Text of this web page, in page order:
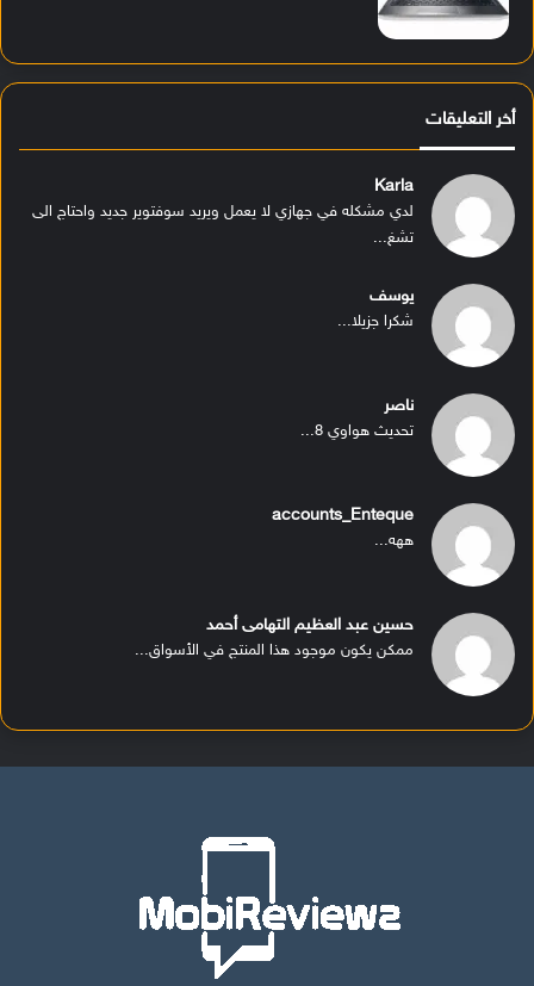
أخر التعليقات
Karla
لدي مشكله في جهازي لا يعمل ويريد سوفتوير جديد واحتاج الى
تشغ...
يوسف
شكرا جزيلا...
ناصر
تحديث هواوي 8...
accounts_Enteque
ههه...
حسين عبد العظيم التهامى أحمد
ممكن يكون موجود هذا المنتج في الأسواق...